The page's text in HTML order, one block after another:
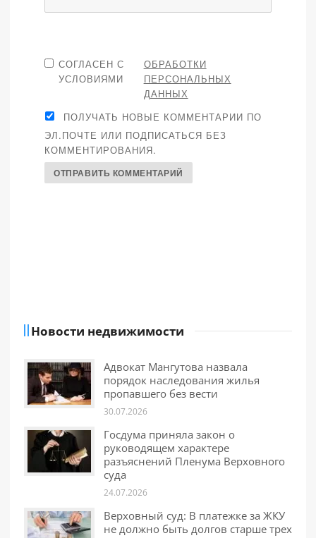
СОГЛАСЕН С
УСЛОВИЯМИ
ОБРАБОТКИ
ПЕРСОНАЛЬНЫХ
ДАННЫХ
ПОЛУЧАТЬ НОВЫЕ КОММЕНТАРИИ ПО
ЭЛ.ПОЧТЕ ИЛИ ПОДПИСАТЬСЯ БЕЗ
КОММЕНТИРОВАНИЯ.
Новости недвижимости
Адвокат Мангутова назвала
порядок наследования жилья
пропавшего без вести
30.07.2026
Госдума приняла закон о
руководящем характере
разъяснений Пленума Верховного
суда
24.07.2026
Верховный суд: В платежке за ЖКУ
не должно быть долгов старше трех